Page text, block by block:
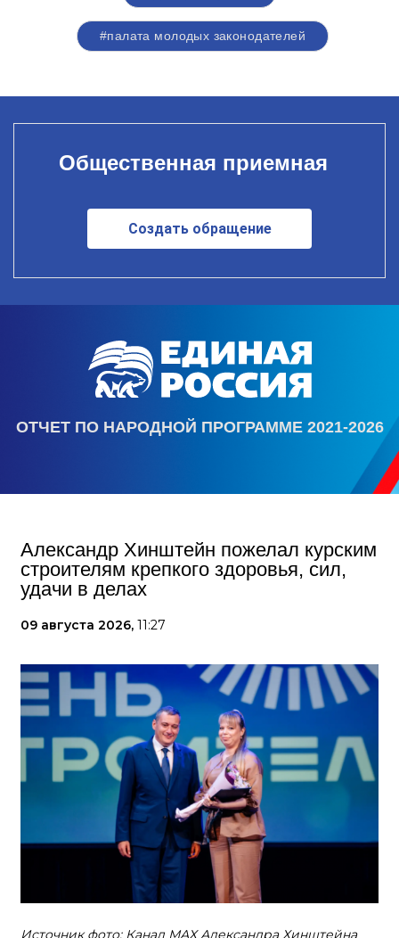
#палата молодых законодателей
Общественная приемная
Создать обращение
ОТЧЕТ ПО НАРОДНОЙ ПРОГРАММЕ 2021-2026
Александр Хинштейн пожелал курским
строителям крепкого здоровья, сил,
удачи в делах
09 августа 2026, 11:27
Источник фото: Канал МАХ Александра Хинштейна